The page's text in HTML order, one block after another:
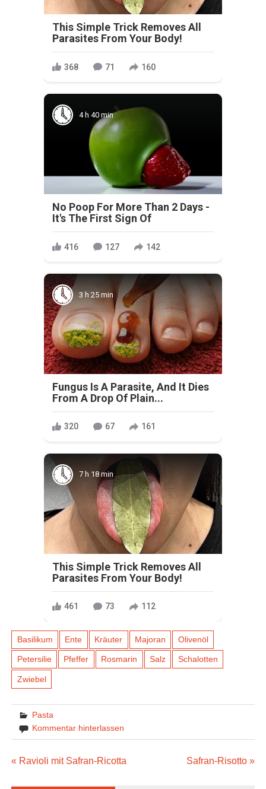
This Simple Trick Removes All
Parasites From Your Body!
368 71 160
4 h 40 min
No Poop For More Than 2 Days -
It's The First Sign Of
416 127 142
3 h 25 min
Fungus Is A Parasite, And It Dies
From A Drop Of Plain...
320 67 161
7 h 18 min
This Simple Trick Removes All
Parasites From Your Body!
461 73 112
Basilikum Ente Kräuter Majoran Olivenöl
Petersilie Pfeffer Rosmarin Salz Schalotten
Zwiebel
Pasta
Kommentar hinterlassen
Beitragsnavigation
« Ravioli mit Safran-Ricotta Safran-Risotto »